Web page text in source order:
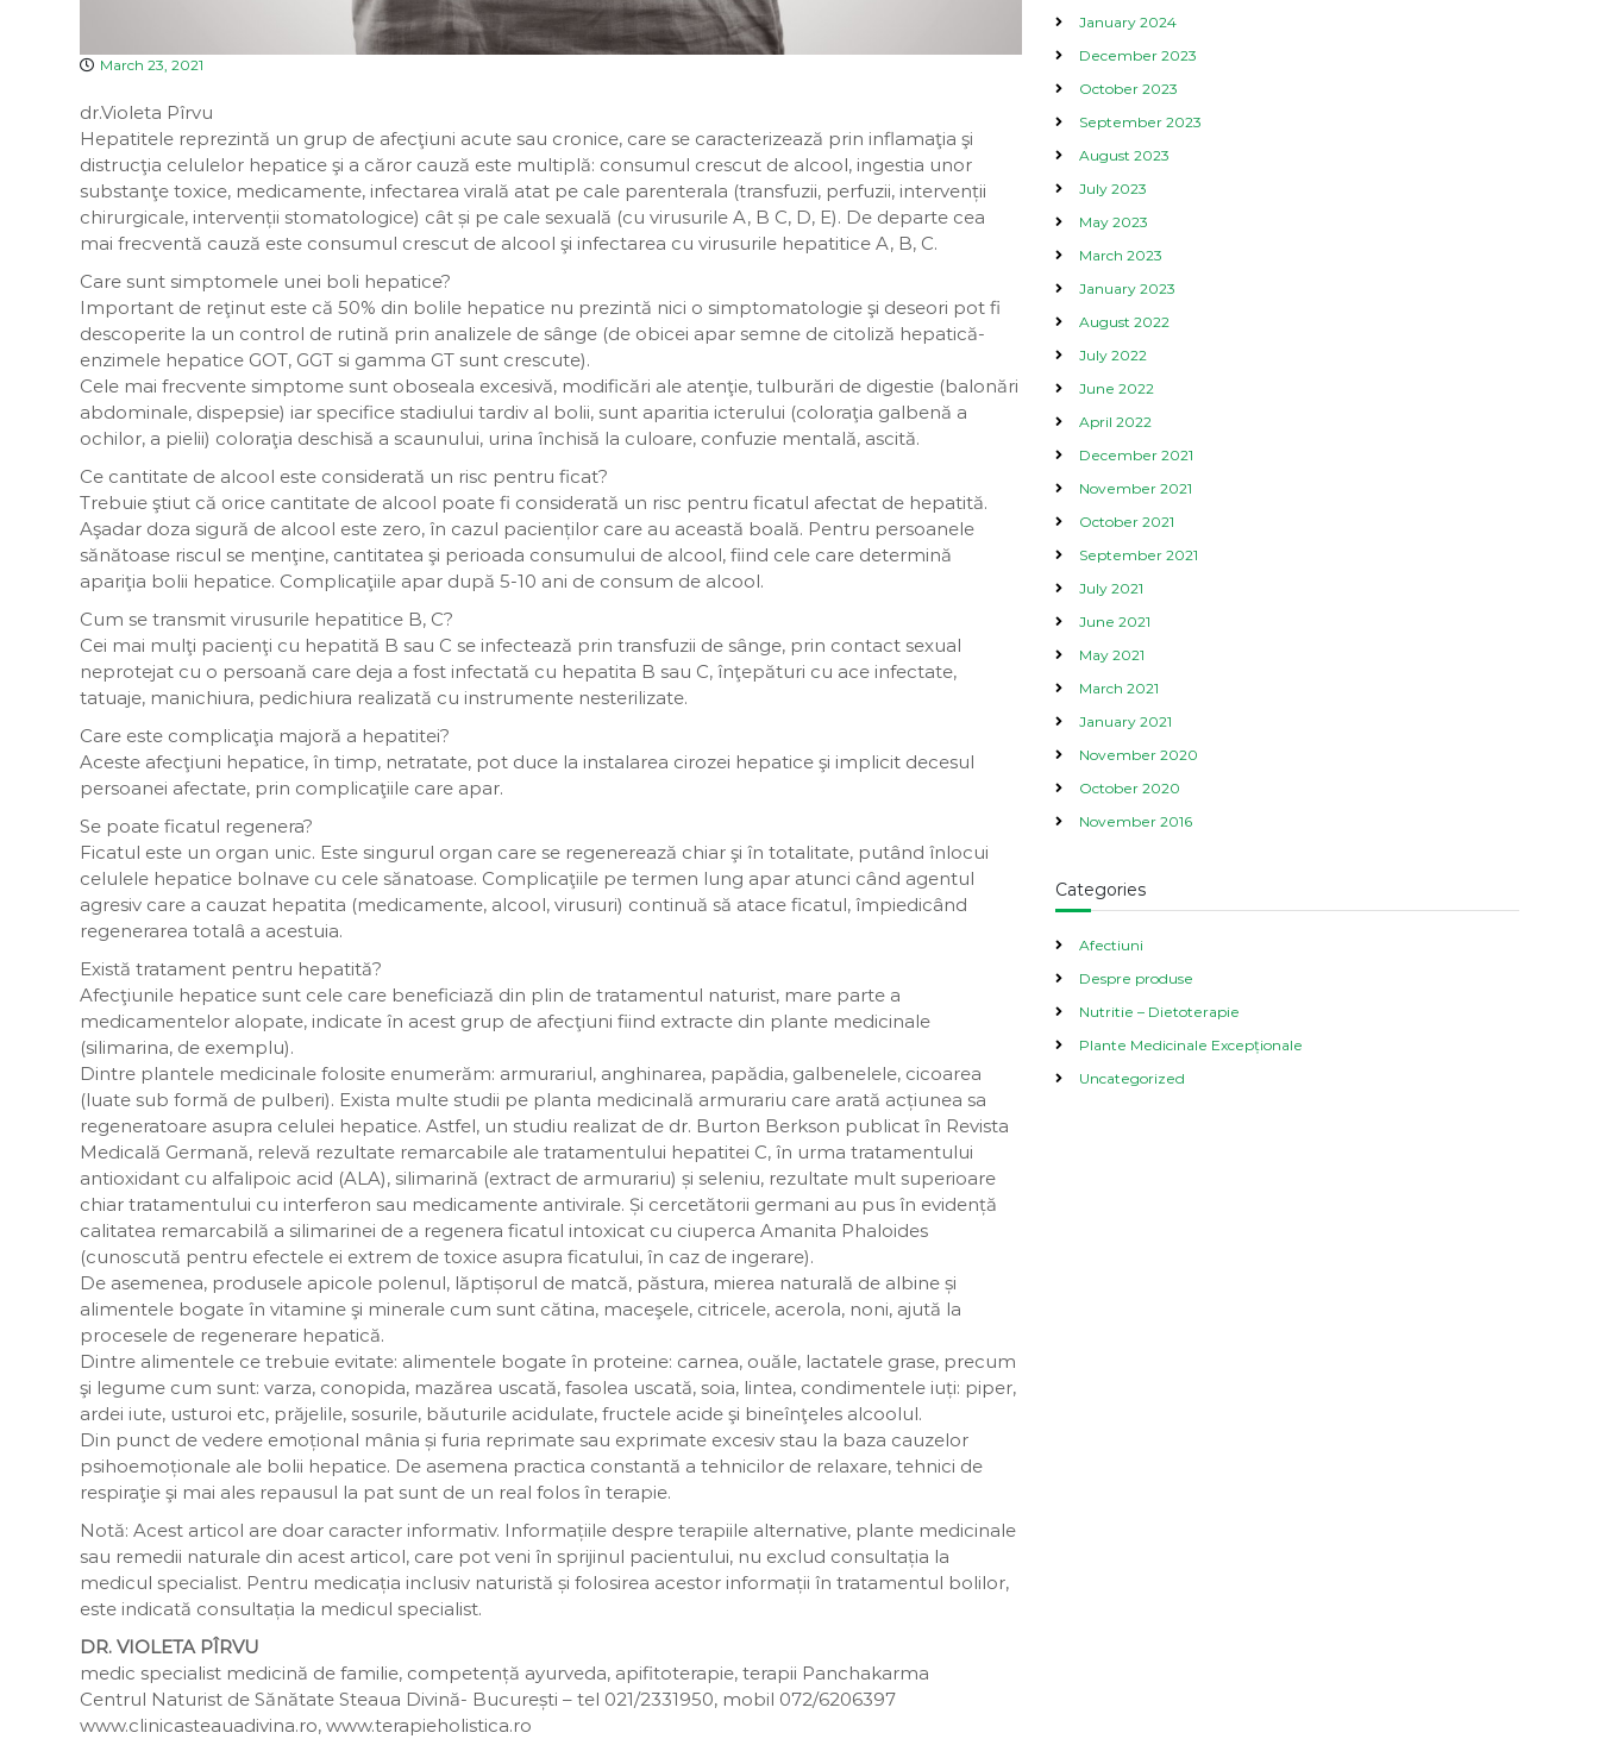
March 23, 2021
dr.Violeta Pîrvu
Hepatitele reprezintă un grup de afecţiuni acute sau cronice, care se caracterizează prin inflamaţia şi
distrucţia celulelor hepatice şi a căror cauză este multiplă: consumul crescut de alcool, ingestia unor
substanţe toxice, medicamente, infectarea virală atat pe cale parenterala (transfuzii, perfuzii, intervenții
chirurgicale, intervenții stomatologice) cât și pe cale sexuală (cu virusurile A, B C, D, E). De departe cea
mai frecventă cauză este consumul crescut de alcool şi infectarea cu virusurile hepatitice A, B, C.
Care sunt simptomele unei boli hepatice?
Important de reţinut este că 50% din bolile hepatice nu prezintă nici o simptomatologie şi deseori pot fi
descoperite la un control de rutină prin analizele de sânge (de obicei apar semne de citoliză hepatică-
enzimele hepatice GOT, GGT si gamma GT sunt crescute).
Cele mai frecvente simptome sunt oboseala excesivă, modificări ale atenţie, tulburări de digestie (balonări
abdominale, dispepsie) iar specifice stadiului tardiv al bolii, sunt aparitia icterului (coloraţia galbenă a
ochilor, a pielii) coloraţia deschisă a scaunului, urina închisă la culoare, confuzie mentală, ascită.
Ce cantitate de alcool este considerată un risc pentru ficat?
Trebuie ştiut că orice cantitate de alcool poate fi considerată un risc pentru ficatul afectat de hepatită.
Aşadar doza sigură de alcool este zero, în cazul pacienților care au această boală. Pentru persoanele
sănătoase riscul se menţine, cantitatea şi perioada consumului de alcool, fiind cele care determină
apariţia bolii hepatice. Complicaţiile apar după 5-10 ani de consum de alcool.
Cum se transmit virusurile hepatitice B, C?
Cei mai mulţi pacienţi cu hepatită B sau C se infectează prin transfuzii de sânge, prin contact sexual
neprotejat cu o persoană care deja a fost infectată cu hepatita B sau C, înţepături cu ace infectate,
tatuaje, manichiura, pedichiura realizată cu instrumente nesterilizate.
Care este complicaţia majoră a hepatitei?
Aceste afecţiuni hepatice, în timp, netratate, pot duce la instalarea cirozei hepatice şi implicit decesul
persoanei afectate, prin complicaţiile care apar.
Se poate ficatul regenera?
Ficatul este un organ unic. Este singurul organ care se regenerează chiar şi în totalitate, putând înlocui
celulele hepatice bolnave cu cele sănatoase. Complicaţiile pe termen lung apar atunci când agentul
agresiv care a cauzat hepatita (medicamente, alcool, virusuri) continuă să atace ficatul, împiedicând
regenerarea totalâ a acestuia.
Există tratament pentru hepatită?
Afecţiunile hepatice sunt cele care beneficiază din plin de tratamentul naturist, mare parte a
medicamentelor alopate, indicate în acest grup de afecţiuni fiind extracte din plante medicinale
(silimarina, de exemplu).
Dintre plantele medicinale folosite enumerăm: armurariul, anghinarea, papădia, galbenelele, cicoarea
(luate sub formă de pulberi). Exista multe studii pe planta medicinală armurariu care arată acțiunea sa
regeneratoare asupra celulei hepatice. Astfel, un studiu realizat de dr. Burton Berkson publicat în Revista
Medicală Germană, relevă rezultate remarcabile ale tratamentului hepatitei C, în urma tratamentului
antioxidant cu alfalipoic acid (ALA), silimarină (extract de armurariu) și seleniu, rezultate mult superioare
chiar tratamentului cu interferon sau medicamente antivirale. Și cercetătorii germani au pus în evidență
calitatea remarcabilă a silimarinei de a regenera ficatul intoxicat cu ciuperca Amanita Phaloides
(cunoscută pentru efectele ei extrem de toxice asupra ficatului, în caz de ingerare).
De asemenea, produsele apicole polenul, lăptișorul de matcă, păstura, mierea naturală de albine și
alimentele bogate în vitamine şi minerale cum sunt cătina, maceşele, citricele, acerola, noni, ajută la
procesele de regenerare hepatică.
Dintre alimentele ce trebuie evitate: alimentele bogate în proteine: carnea, ouăle, lactatele grase, precum
şi legume cum sunt: varza, conopida, mazărea uscată, fasolea uscată, soia, lintea, condimentele iuți: piper,
ardei iute, usturoi etc, prăjelile, sosurile, băuturile acidulate, fructele acide şi bineînţeles alcoolul.
Din punct de vedere emoțional mânia și furia reprimate sau exprimate excesiv stau la baza cauzelor
psihoemoționale ale bolii hepatice. De asemena practica constantă a tehnicilor de relaxare, tehnici de
respiraţie şi mai ales repausul la pat sunt de un real folos în terapie.
Notă: Acest articol are doar caracter informativ. Informațiile despre terapiile alternative, plante medicinale
sau remedii naturale din acest articol, care pot veni în sprijinul pacientului, nu exclud consultația la
medicul specialist. Pentru medicația inclusiv naturistă și folosirea acestor informații în tratamentul bolilor,
este indicată consultația la medicul specialist.
DR. VIOLETA PÎRVU
medic specialist medicină de familie, competență ayurveda, apifitoterapie, terapii Panchakarma
Centrul Naturist de Sănătate Steaua Divină- București – tel 021/2331950, mobil 072/6206397
www.clinicasteauadivina.ro, www.terapieholistica.ro
January 2024
December 2023
October 2023
September 2023
August 2023
July 2023
May 2023
March 2023
January 2023
August 2022
July 2022
June 2022
April 2022
December 2021
November 2021
October 2021
September 2021
July 2021
June 2021
May 2021
March 2021
January 2021
November 2020
October 2020
November 2016
Categories
Afectiuni
Despre produse
Nutritie – Dietoterapie
Plante Medicinale Excepționale
Uncategorized